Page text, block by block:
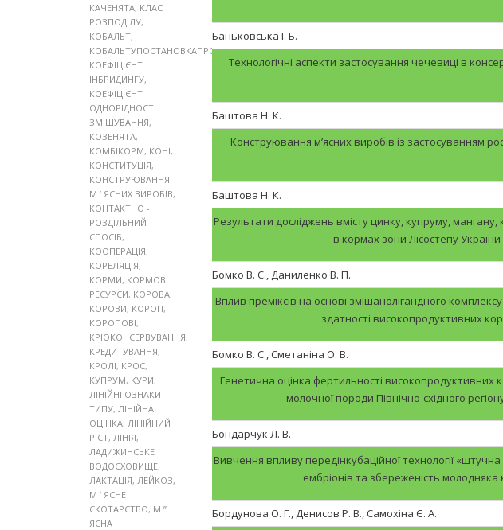
КАЧЕНЯТА, КЛАС
РОЗПОДІЛУ,
КОБАЛЬТ,
КОБАЛЬТУПОСТАНОВКАПРОБЛЕМИ,
КОЕФІЦІЄНТ
ІНБРИДИНГУ,
КОЕФІЦІЄНТ
ОДНОРІДНОСТІ
ЗМІШУВАННЯ,
КОЗЕНЯТА,
КОМБІКОРМ, КОНІ,
КОНСТИТУЦІЯ,
КОНСТРУЮВАННЯ
М ’ ЯСНИХ ВИРОБІВ,
КОНТАКТНО -
РОЗДІЛЬНИЙ
СПОСІБ,
КООПЕРАЦІЯ,
КОРЕЛЯЦІЯ,
КОРМИ, КОРМОВІ
РЕСУРСИ, КОРОВА,
КОРОВИ, КОРОП,
КОРОПОВІ,
КРІОКОНСЕРВУВАННЯ,
КРЕДИТУВАННЯ,
КРОЛІ, КРОС,
КУПРУМ, КУРИ,
ЛІНІЙНІ ОЗНАКИ
ТИПУ, ЛІНІЙНА
ОЦІНКА, ЛІНІЙНИЙ
РІСТ, ЛІНІЯ,
ЛАДИЖИНСЬКЕ
ВОДОСХОВИЩЕ,
ЛАКТАЦІЯ, ЛЕЙКОЗ,
М ’ ЯСНЕ
СКОТАРСТВО, М ”
ЯСНА
Баньковська І. Б.
Технологічні аспекти застосування чечевиці в
Баштова Н. К.
Конструювання м’ясних виробів із застосуванням
Баштова Н. К.
Результати досліджень вмісту цинку, купруму, мангану,
в кормах зони Лісостепу України
Бомко В. С., Даниленко В. П.
Вплив преміксів на основі змішанолігандного
здатності високопродуктивних
Бомко В. С., Сметаніна О. В.
Генетична оцінка фертильності високопродуктивних
молочної породи Північно-східного
Бондарчук Л. В.
Вивчення впливу передінкубаційної технології
ембріонів та збереженість молодняка
Бордунова О. Г., Денисов Р. В., Самохіна Є. А.